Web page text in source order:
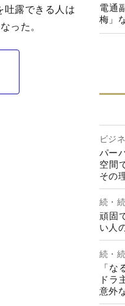
吐露できる人は
った。
電通
梅」
ビジ
パー
空間
その
続・
頑固
い人
続・
「
ドラ
意外